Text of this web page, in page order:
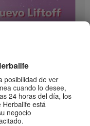
posibilidad de ver
cuando lo desee,
24 horas del día, los
Herbalife está
negocio
Moras
que le dará impulso a